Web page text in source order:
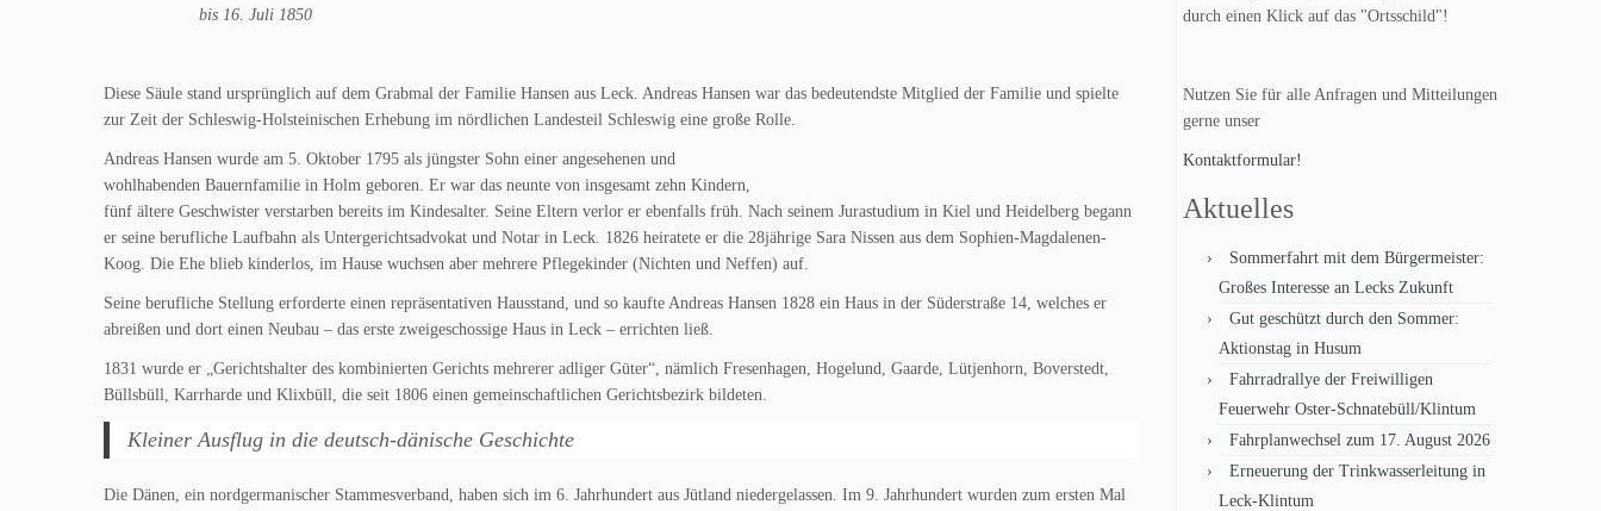
bis 16. Juli 1850
Diese Säule stand ursprünglich auf dem Grabmal der Familie Hansen aus Leck. Andreas Hansen war das bedeutendste Mitglied der Familie und spielte
zur Zeit der Schleswig-Holsteinischen Erhebung im nördlichen Landesteil Schleswig eine große Rolle.
Andreas Hansen wurde am 5. Oktober 1795 als jüngster Sohn einer angesehenen und
wohlhabenden Bauernfamilie in Holm geboren. Er war das neunte von insgesamt zehn Kindern,
fünf ältere Geschwister verstarben bereits im Kindesalter. Seine Eltern verlor er ebenfalls früh. Nach seinem Jurastudium in Kiel und Heidelberg begann
er seine berufliche Laufbahn als Untergerichtsadvokat und Notar in Leck. 1826 heiratete er die 28jährige Sara Nissen aus dem Sophien-Magdalenen-
Koog. Die Ehe blieb kinderlos, im Hause wuchsen aber mehrere Pflegekinder (Nichten und Neffen) auf.
Seine berufliche Stellung erforderte einen repräsentativen Hausstand, und so kaufte Andreas Hansen 1828 ein Haus in der Süderstraße 14, welches er
abreißen und dort einen Neubau – das erste zweigeschossige Haus in Leck – errichten ließ.
1831 wurde er „Gerichtshalter des kombinierten Gerichts mehrerer adliger Güter“, nämlich Fresenhagen, Hogelund, Gaarde, Lütjenhorn, Boverstedt,
Büllsbüll, Karrharde und Klixbüll, die seit 1806 einen gemeinschaftlichen Gerichtsbezirk bildeten.
Kleiner Ausflug in die deutsch-dänische Geschichte
Die Dänen, ein nordgermanischer Stammesverband, haben sich im 6. Jahrhundert aus Jütland niedergelassen. Im 9. Jahrhundert wurden zum ersten Mal
durch einen Klick auf das "Ortsschild"!
Nutzen Sie für alle Anfragen und Mitteilungen
gerne unser
Kontaktformular!
Aktuelles
Sommerfahrt mit dem Bürgermeister:
Großes Interesse an Lecks Zukunft
Gut geschützt durch den Sommer:
Aktionstag in Husum
Fahrradrallye der Freiwilligen
Feuerwehr Oster-Schnatebüll/Klintum
Fahrplanwechsel zum 17. August 2026
Erneuerung der Trinkwasserleitung in
Leck-Klintum